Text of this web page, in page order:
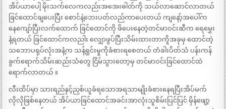
အိပ်ယာပေါ့ မိုးသက်လေကလည်းအအေးဓါတ်ကို သယ်လာဆောင်လာတယ်
ခြင်ထောင်ချပေးပြီး စောင်နဲ့ဘေးပတ်လည်ကာပေးတယ် ကျနော့်အပေါ်က
နေကျော်ပြီးလက်ထောက် ခြင်ထောင်ကို ဖိပေးနေတဲ့တင်မာဝင်းဆီက ရေမွှေး
နံ့ရတယ် ခြင်ထောင်ကလညါး လျှောဖွပ်ပြီးသိမ်းထားတာကိူအခုမှ ထောင်တဲ့
သဘောပရုပ်လုံးအနံ့က သန့်ရှင်းမှုကိုခံစားရစေတယ် တံခါးပိတ်သံ ပန်းကန်
ခွက်ရောက်သိမ်းဆည်းသံတွေ ငြိမ်သွားတော့မှ တင်မာဝင်းခြင်ထောင်ထဲ
ရောက်လာတယ် ။
လီးထိပ်မှာ သားရည်နှင့်ညှစ်ယူခံရသောအရသာမျိုးခံစားနေရပြီးအိပ်မက်
လိုလိုဖြစ်နေတယ် အိပ်ယာခြင်ထောင်အခင်းအာလုံးသူစိမ်းပြင်ပြင် မှိန်ဖျော့